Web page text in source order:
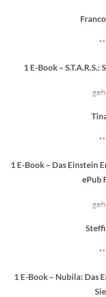
1 E-Book –
1 E-Book – Das Einstein
ePub
1 E-Book – Nubila: Das